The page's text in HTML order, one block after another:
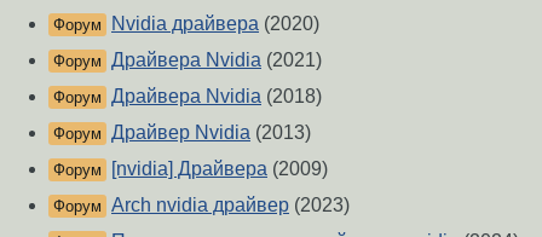
Форум Nvidia драйвера (2020)
Форум Драйвера Nvidia (2021)
Форум Драйвера Nvidia (2018)
Форум Драйвер Nvidia (2013)
Форум [nvidia] Драйвера (2009)
Форум Arch nvidia драйвер (2023)